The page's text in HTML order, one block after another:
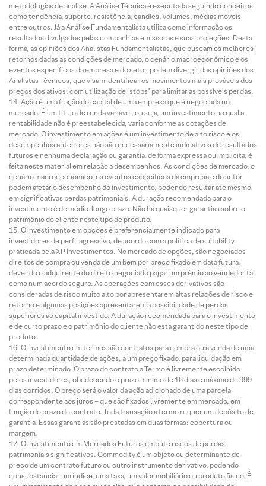
metodologias de análise. A Análise Técnica é executada seguindo conceitos
como tendência, suporte, resistência, candles, volumes, médias móveis
entre outros. Já a Análise Fundamentalista utiliza como informação os
resultados divulgados pelas companhias emissoras e suas projeções. Desta
forma, as opiniões dos Analistas Fundamentalistas, que buscam os melhores
retornos dadas as condições de mercado, o cenário macroeconômico e os
eventos específicos da empresa e do setor, podem divergir das opiniões dos
Analistas Técnicos, que visam identificar os movimentos mais prováveis dos
preços dos ativos, com utilização de “stops” para limitar as possíveis perdas.
Ação é uma fração do capital de uma empresa que é negociada no
mercado. É um título de renda variável, ou seja, um investimento no qual a
rentabilidade não é preestabelecida, varia conforme as cotações de
mercado. O investimento em ações é um investimento de alto risco e os
desempenhos anteriores não são necessariamente indicativos de resultados
futuros e nenhuma declaração ou garantia, de forma expressa ou implícita, é
feita neste material em relação a desempenhos. As condições de mercado, o
cenário macroeconômico, os eventos específicos da empresa e do setor
podem afetar o desempenho do investimento, podendo resultar até mesmo
em significativas perdas patrimoniais. A duração recomendada para o
investimento é de médio-longo prazo. Não há quaisquer garantias sobre o
patrimônio do cliente neste tipo de produto.
O investimento em opções é preferencialmente indicado para
investidores de perfil agressivo, de acordo com a política de suitability
praticada pela XP Investimentos. No mercado de opções, são negociados
direitos de compra ou venda de um bem por preço fixado em data futura,
devendo o adquirente do direito negociado pagar um prêmio ao vendedor tal
como num acordo seguro. As operações com esses derivativos são
consideradas de risco muito alto por apresentarem altas relações de risco e
retorno e algumas posições apresentarem a possibilidade de perdas
superiores ao capital investido. A duração recomendada para o investimento
é de curto prazo e o patrimônio do cliente não está garantido neste tipo de
produto.
O investimento em termos são contratos para compra ou a venda de uma
determinada quantidade de ações, a um preço fixado, para liquidação em
prazo determinado. O prazo do contrato a Termo é livremente escolhido
pelos investidores, obedecendo o prazo mínimo de 16 dias e máximo de 999
dias corridos. O preço será o valor da ação adicionado de uma parcela
correspondente aos juros – que são fixados livremente em mercado, em
função do prazo do contrato. Toda transação a termo requer um depósito de
garantia. Essas garantias são prestadas em duas formas: cobertura ou
margem.
O investimento em Mercados Futuros embute riscos de perdas
patrimoniais significativos. Commodity é um objeto ou determinante de
preço de um contrato futuro ou outro instrumento derivativo, podendo
consubstanciar um índice, uma taxa, um valor mobiliário ou produto físico. É